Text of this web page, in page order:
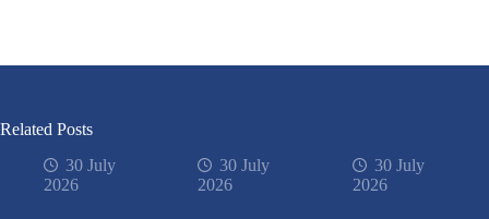
Related Posts
30 July
2026
30 July
2026
30 July
2026